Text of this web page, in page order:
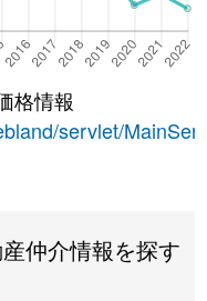
格情報
servlet/
仲介情報を探す